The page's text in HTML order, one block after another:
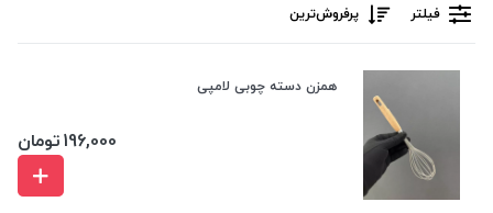
فیلتر پرفروش‌ترین‌
همزن دسته چوبی لامپی
196,000تومان